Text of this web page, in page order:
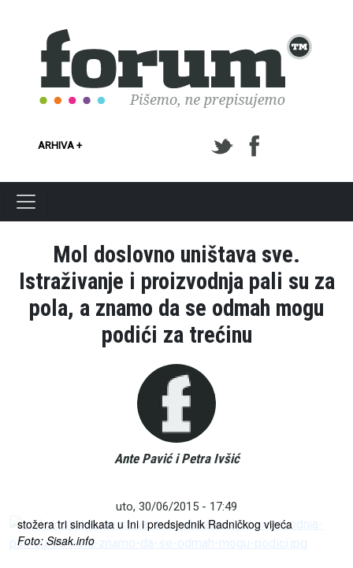
ARHIVA +
Mol doslovno uništava sve.
Istraživanje i proizvodnja pali su za
pola, a znamo da se odmah mogu
podići za trećinu
Ante Pavić i Petra Ivšić
uto, 30/06/2015 - 17:49
za preuzimanje Petrokemije, kaže Predrag Sekulić, koordinator
stožera tri sindikata u Ini i predsjednik Radničkog vijeća
Foto: Sisak.info